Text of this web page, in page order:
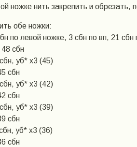
ножке нить закрепить и
обе ножки:
по левой ножке, 3 сбн по вп, 21
сбн
уб* х3 (45)
сбн
уб* х3 (42)
сбн
уб* х3 (39)
сбн
уб* х3 (36)
сбн